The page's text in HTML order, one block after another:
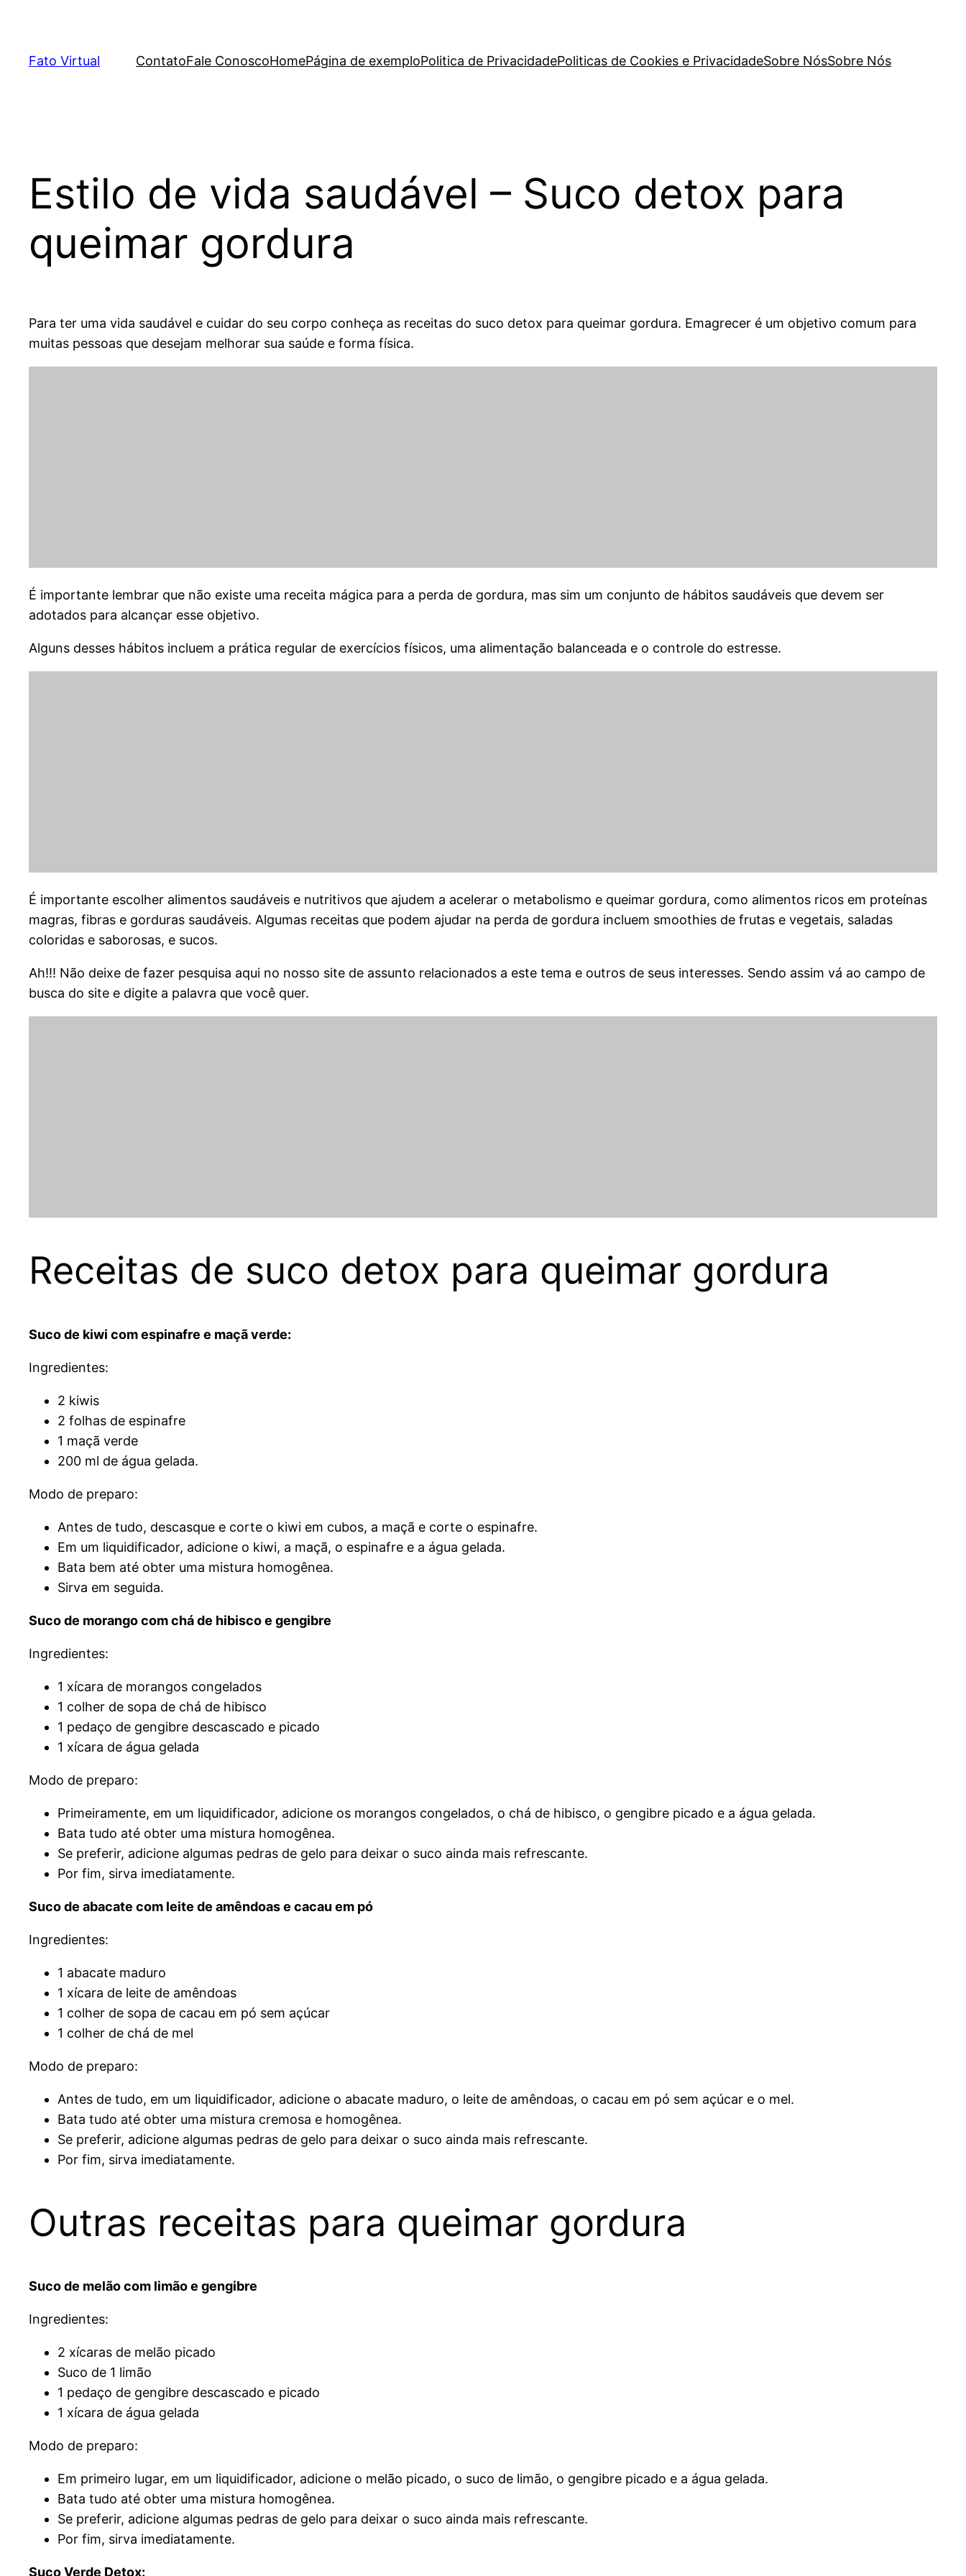
content
Fato Virtual ContatoFale ConoscoHomePágina de exemploPolitica de PrivacidadePoliticas de Cookies e PrivacidadeSobre NósSobre Nós
Estilo de vida saudável – Suco detox para
queimar gordura
Para ter uma vida saudável e cuidar do seu corpo conheça as receitas do suco detox para queimar gordura. Emagrecer é um objetivo comum para
muitas pessoas que desejam melhorar sua saúde e forma física.
É importante lembrar que não existe uma receita mágica para a perda de gordura, mas sim um conjunto de hábitos saudáveis que devem ser
adotados para alcançar esse objetivo.
Alguns desses hábitos incluem a prática regular de exercícios físicos, uma alimentação balanceada e o controle do estresse.
É importante escolher alimentos saudáveis e nutritivos que ajudem a acelerar o metabolismo e queimar gordura, como alimentos ricos em proteínas
magras, fibras e gorduras saudáveis. Algumas receitas que podem ajudar na perda de gordura incluem smoothies de frutas e vegetais, saladas
coloridas e saborosas, e sucos.
Ah!!! Não deixe de fazer pesquisa aqui no nosso site de assunto relacionados a este tema e outros de seus interesses. Sendo assim vá ao campo de
busca do site e digite a palavra que você quer.
Receitas de suco detox para queimar gordura
Suco de kiwi com espinafre e maçã verde:
Ingredientes:
2 kiwis
2 folhas de espinafre
1 maçã verde
200 ml de água gelada.
Modo de preparo:
Antes de tudo, descasque e corte o kiwi em cubos, a maçã e corte o espinafre.
Em um liquidificador, adicione o kiwi, a maçã, o espinafre e a água gelada.
Bata bem até obter uma mistura homogênea.
Sirva em seguida.
Suco de morango com chá de hibisco e gengibre
Ingredientes:
1 xícara de morangos congelados
1 colher de sopa de chá de hibisco
1 pedaço de gengibre descascado e picado
1 xícara de água gelada
Modo de preparo:
Primeiramente, em um liquidificador, adicione os morangos congelados, o chá de hibisco, o gengibre picado e a água gelada.
Bata tudo até obter uma mistura homogênea.
Se preferir, adicione algumas pedras de gelo para deixar o suco ainda mais refrescante.
Por fim, sirva imediatamente.
Suco de abacate com leite de amêndoas e cacau em pó
Ingredientes:
1 abacate maduro
1 xícara de leite de amêndoas
1 colher de sopa de cacau em pó sem açúcar
1 colher de chá de mel
Modo de preparo:
Antes de tudo, em um liquidificador, adicione o abacate maduro, o leite de amêndoas, o cacau em pó sem açúcar e o mel.
Bata tudo até obter uma mistura cremosa e homogênea.
Se preferir, adicione algumas pedras de gelo para deixar o suco ainda mais refrescante.
Por fim, sirva imediatamente.
Outras receitas para queimar gordura
Suco de melão com limão e gengibre
Ingredientes:
2 xícaras de melão picado
Suco de 1 limão
1 pedaço de gengibre descascado e picado
1 xícara de água gelada
Modo de preparo:
Em primeiro lugar, em um liquidificador, adicione o melão picado, o suco de limão, o gengibre picado e a água gelada.
Bata tudo até obter uma mistura homogênea.
Se preferir, adicione algumas pedras de gelo para deixar o suco ainda mais refrescante.
Por fim, sirva imediatamente.
Suco Verde Detox: